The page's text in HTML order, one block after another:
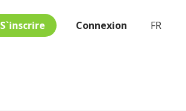
S`inscrire Connexion FR